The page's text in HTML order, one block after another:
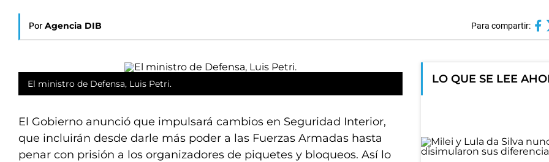
Por Agencia DIB Para compartir:
El ministro de Defensa, Luis Petri.
El Gobierno anunció que impulsará cambios en Seguridad Interior,
que incluirán desde darle más poder a las Fuerzas Armadas hasta
penar con prisión a los organizadores de piquetes y bloqueos. Así lo
LO QUE SE LEE